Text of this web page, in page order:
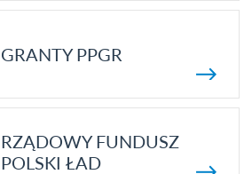
GRANTY PPGR
RZĄDOWY FUNDUSZ
POLSKI ŁAD